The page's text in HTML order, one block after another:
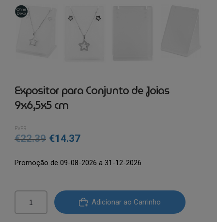
Expositor para Conjunto de Joias
9x6,5x5 cm
PVPR
€22.39 O
original
€22.39.
€14.37O
atual
€14.37.
Promoção de 09-08-2026 a 31-12-2026
Adicionar ao Carrinho